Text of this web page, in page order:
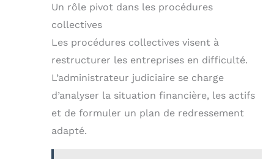
Un rôle pivot dans les procédures
collectives
Les procédures collectives visent à
restructurer les entreprises en difficulté.
L’administrateur judiciaire se charge
d’analyser la situation financière, les actifs
et de formuler un plan de redressement
adapté.